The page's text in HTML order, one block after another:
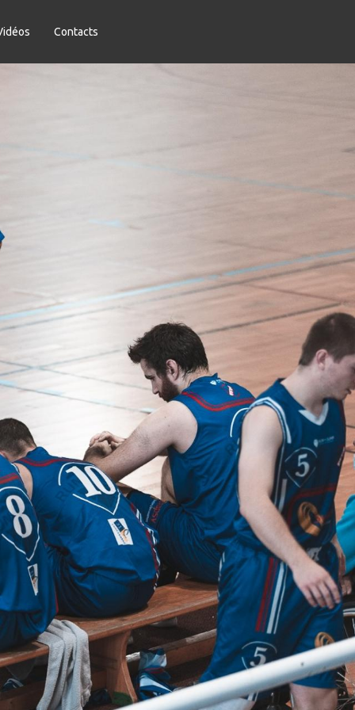
Contacts